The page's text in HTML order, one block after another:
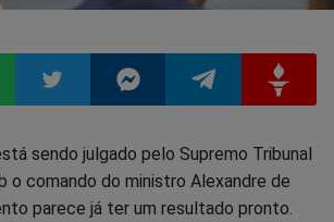
Compartilhar
no
Compartilhar
no
Compartilhar
no
no
sendo julgado pelo Supremo Tribunal
o comando do ministro Alexandre de
parece já ter um resultado pronto.